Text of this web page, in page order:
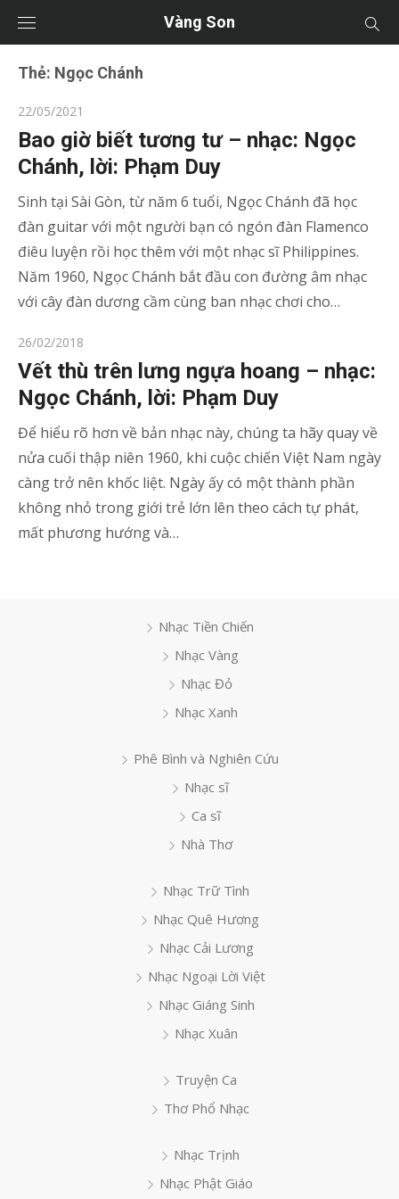
Vàng Son
Thẻ: Ngọc Chánh
Posted
on
22/05/2021
Bao giờ biết tương tư – nhạc: Ngọc
Chánh, lời: Phạm Duy
Sinh tại Sài Gòn, từ năm 6 tuổi, Ngọc Chánh đã học
đàn guitar với một người bạn có ngón đàn Flamenco
điêu luyện rồi học thêm với một nhạc sĩ Philippines.
Năm 1960, Ngọc Chánh bắt đầu con đường âm nhạc
với cây đàn dương cầm cùng ban nhạc chơi cho…
Posted
on
26/02/2018
Vết thù trên lưng ngựa hoang – nhạc:
Ngọc Chánh, lời: Phạm Duy
Để hiểu rõ hơn về bản nhạc này, chúng ta hãy quay về
nửa cuối thập niên 1960, khi cuộc chiến Việt Nam ngày
càng trở nên khốc liệt. Ngày ấy có một thành phần
không nhỏ trong giới trẻ lớn lên theo cách tự phát,
mất phương hướng và…
Nhạc Tiền Chiến
Nhạc Vàng
Nhạc Đỏ
Nhạc Xanh
Phê Bình và Nghiên Cứu
Nhạc sĩ
Ca sĩ
Nhà Thơ
Nhạc Trữ Tình
Nhạc Quê Hương
Nhạc Cải Lương
Nhạc Ngoại Lời Việt
Nhạc Giáng Sinh
Nhạc Xuân
Truyện Ca
Thơ Phổ Nhạc
Nhạc Trịnh
Nhạc Phật Giáo